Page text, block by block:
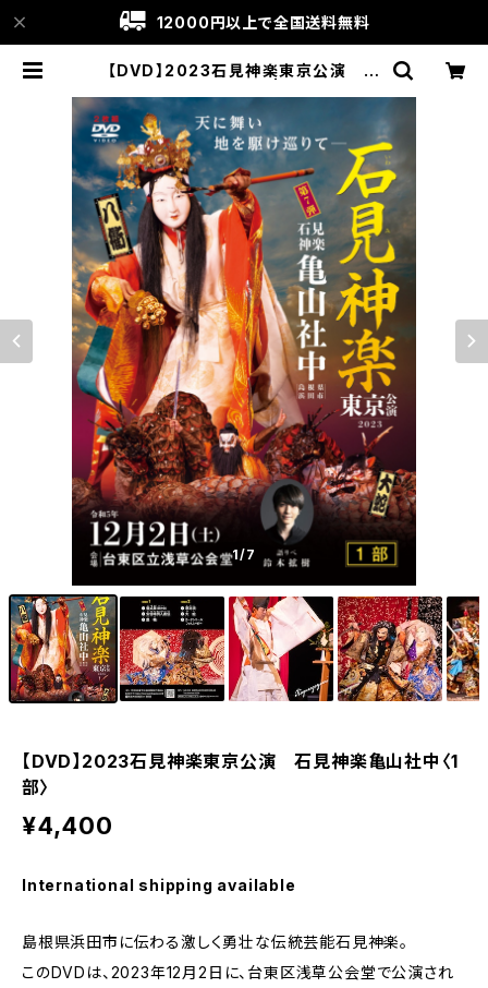
12000円以上で全国送料無料
【DVD】2023石見神楽東京公演 石
ズ通販│Kaguragoyomi〔神楽暦〕
1/7
【DVD】2023石見神楽東京公演 石見神楽亀山社中〈1
部〉
¥4,400
International shipping available
島根県浜田市に伝わる激しく勇壮な伝統芸能石見神楽。
このDVDは、2023年12月2日に、台東区浅草公会堂で公演され